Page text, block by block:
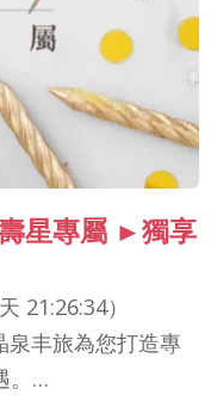
星專屬 ►獨享
21:26:32）
丰旅為您打造專
。…